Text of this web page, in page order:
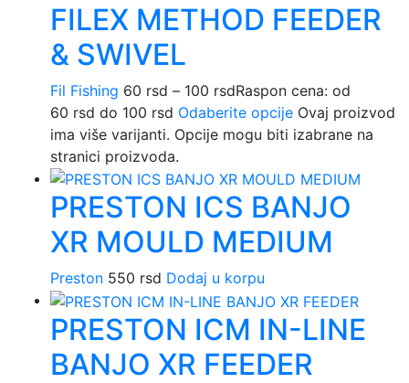
FILEX METHOD FEEDER
& SWIVEL
Fil Fishing 60 rsd – 100 rsdRaspon cena: od
60 rsd do 100 rsd Odaberite opcije Ovaj proizvod
ima više varijanti. Opcije mogu biti izabrane na
stranici proizvoda.
PRESTON ICS BANJO
XR MOULD MEDIUM
Preston 550 rsd Dodaj u korpu
PRESTON ICM IN-LINE
BANJO XR FEEDER